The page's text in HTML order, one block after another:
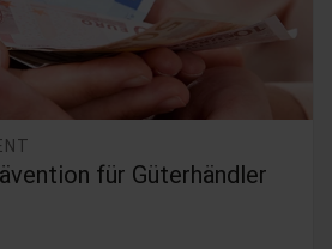
für Güterhändler